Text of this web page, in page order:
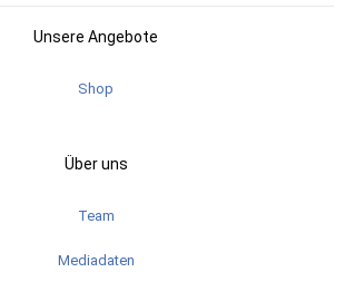
Unsere Angebote
Shop
Über uns
Team
Mediadaten